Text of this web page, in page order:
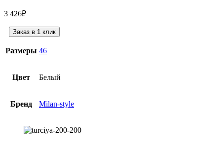
3 426₽
Заказ в 1 клик
Размеры 46
Цвет Белый
Бренд Milan-style